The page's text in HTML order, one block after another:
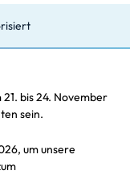
bis 24. November
sein.
um unsere